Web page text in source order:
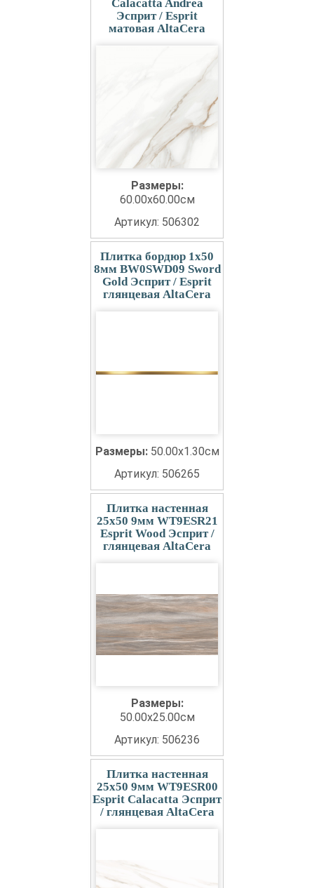
Calacatta Andrea
Эсприт / Esprit
матовая AltaCera
Размеры:
60.00x60.00см
Артикул: 506302
Плитка бордюр 1x50
8мм BW0SWD09 Sword
Gold Эсприт / Esprit
глянцевая AltaCera
Размеры: 50.00x1.30см
Артикул: 506265
Плитка настенная
25x50 9мм WT9ESR21
Esprit Wood Эсприт /
глянцевая AltaCera
Размеры:
50.00x25.00см
Артикул: 506236
Плитка настенная
25x50 9мм WT9ESR00
Esprit Calacatta Эсприт
/ глянцевая AltaCera